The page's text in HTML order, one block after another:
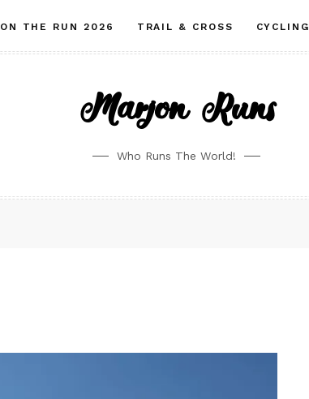
ON THE RUN 2026 TRAIL & CROSS CYCLING
Marjon Runs
Who Runs The World!